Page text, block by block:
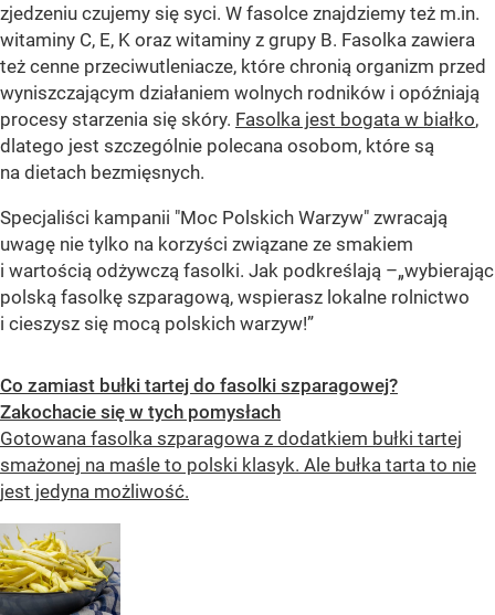
zjedzeniu czujemy się syci. W fasolce znajdziemy też m.in.
witaminy C, E, K oraz witaminy z grupy B. Fasolka zawiera
też cenne przeciwutleniacze, które chronią organizm przed
wyniszczającym działaniem wolnych rodników i opóźniają
procesy starzenia się skóry. Fasolka jest bogata w białko,
dlatego jest szczególnie polecana osobom, które są
na dietach bezmięsnych.
Specjaliści kampanii "Moc Polskich Warzyw" zwracają
uwagę nie tylko na korzyści związane ze smakiem
i wartością odżywczą fasolki. Jak podkreślają –„wybierając
polską fasolkę szparagową, wspierasz lokalne rolnictwo
i cieszysz się mocą polskich warzyw!”
Co zamiast bułki tartej do fasolki szparagowej?
Zakochacie się w tych pomysłach
Gotowana fasolka szparagowa z dodatkiem bułki tartej
smażonej na maśle to polski klasyk. Ale bułka tarta to nie
jest jedyna możliwość.